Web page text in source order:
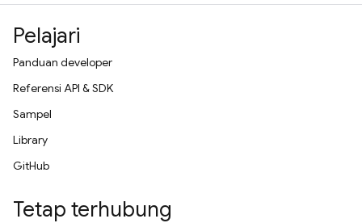
Pelajari
Panduan developer
Referensi API & SDK
Sampel
Library
GitHub
Tetap terhubung